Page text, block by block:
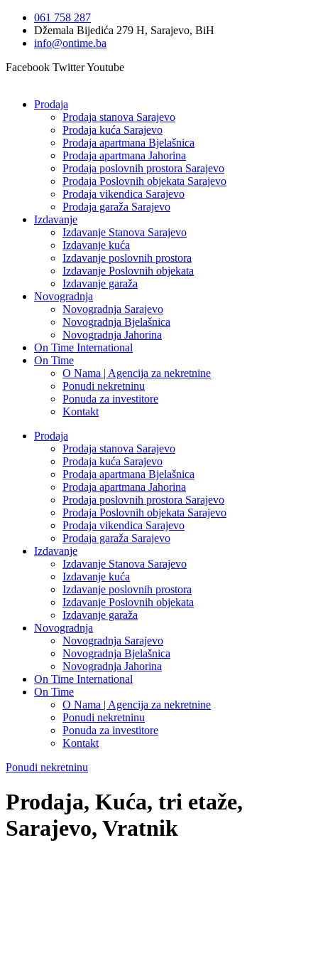
sadržaj
061 758 287
Džemala Bijedića 279 H, Sarajevo, BiH
info@ontime.ba
Facebook TwitterYoutube
Prodaja
Prodaja stanova Sarajevo
Prodaja kuća Sarajevo
Prodaja apartmana Bjelašnica
Prodaja apartmana Jahorina
Prodaja poslovnih prostora Sarajevo
Prodaja Poslovnih objekata Sarajevo
Prodaja vikendica Sarajevo
Prodaja garaža Sarajevo
Izdavanje
Izdavanje Stanova Sarajevo
Izdavanje kuća
Izdavanje poslovnih prostora
Izdavanje Poslovnih objekata
Izdavanje garaža
Novogradnja
Novogradnja Sarajevo
Novogradnja Bjelašnica
Novogradnja Jahorina
On Time International
On Time
O Nama | Agencija za nekretnine
Ponudi nekretninu
Ponuda za investitore
Kontakt
Prodaja
Prodaja stanova Sarajevo
Prodaja kuća Sarajevo
Prodaja apartmana Bjelašnica
Prodaja apartmana Jahorina
Prodaja poslovnih prostora Sarajevo
Prodaja Poslovnih objekata Sarajevo
Prodaja vikendica Sarajevo
Prodaja garaža Sarajevo
Izdavanje
Izdavanje Stanova Sarajevo
Izdavanje kuća
Izdavanje poslovnih prostora
Izdavanje Poslovnih objekata
Izdavanje garaža
Novogradnja
Novogradnja Sarajevo
Novogradnja Bjelašnica
Novogradnja Jahorina
On Time International
On Time
O Nama | Agencija za nekretnine
Ponudi nekretninu
Ponuda za investitore
Kontakt
Ponudi nekretninu
Prodaja, Kuća, tri etaže,
Sarajevo, Vratnik